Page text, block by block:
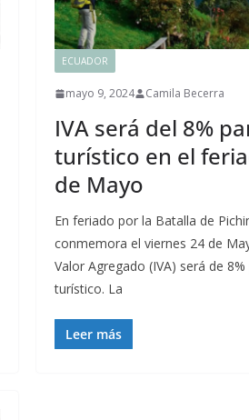
ECUADOR
mayo 9, 2024 Camila Becerra
IVA será del 8%
turístico en el
de Mayo
En feriado por la Batalla de
conmemora el viernes 24 de
Valor Agregado (IVA) será de
turístico. La
Leer más